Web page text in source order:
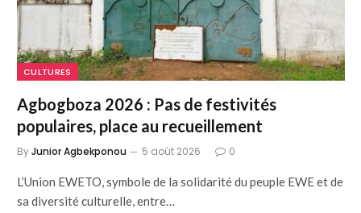
CULTURES
Agbogboza 2026 : Pas de festivités
populaires, place au recueillement
ByJunior Agbekponou 5 août 2026 0
L’Union EWETO, symbole de la solidarité du peuple EWE et de
sa diversité culturelle, entre…